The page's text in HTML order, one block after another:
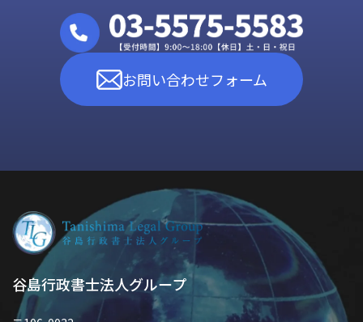
お問い合わせフォーム
谷島行政書士法人グループ